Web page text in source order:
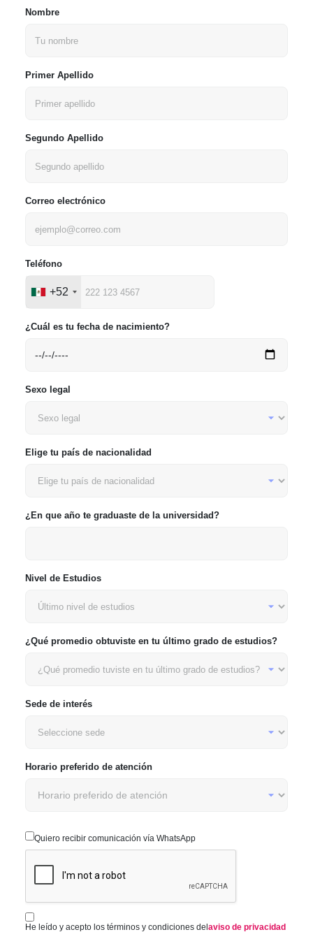
Nombre
Primer Apellido
Segundo Apellido
Correo electrónico
Teléfono
+52
¿Cuál es tu fecha de nacimiento?
Sexo legal
Elige tu país de nacionalidad
¿En que año te graduaste de la universidad?
Nivel de Estudios
¿Qué promedio obtuviste en tu último grado de estudios?
Sede de interés
Horario preferido de atención
Quiero recibir comunicación vía WhatsApp
He leído y acepto los términos y condiciones del aviso de privacidad